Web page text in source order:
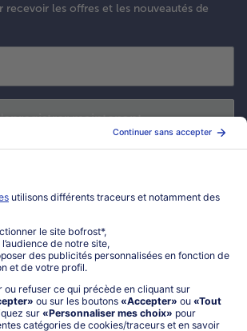
recevoir les offres et les nouveautés de
maintenant